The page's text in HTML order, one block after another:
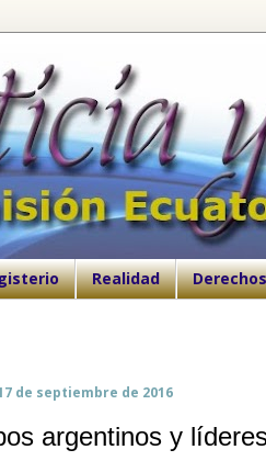
Realidad
de septiembre de 2016
argentinos y